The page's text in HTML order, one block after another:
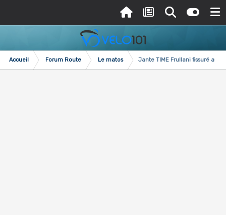
Accueil Forum Route Le matos Jante TIME Frullani fissuré au